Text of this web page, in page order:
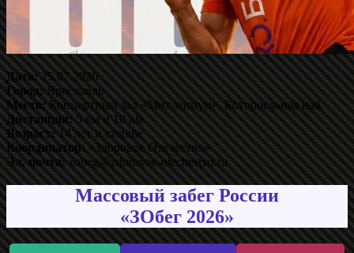
Дата:25.07.2026
Город:Ярославль
Место:Концертный зал «Миллениум», Которосльная наб.
Дистанция:5 км и 10 км
Возраст:14 лет и старше
Координатор:«Здоровое Отечество»
Эл. почта:zobeg@zdorovoe-otechestvo.ru
Массовый забег России
«ЗОбег 2026»